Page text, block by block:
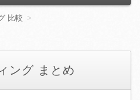
比較
ング まとめ